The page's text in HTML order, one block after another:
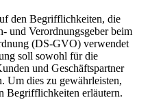
den Begrifflichkeiten, die
und Verordnungsgeber beim
(DS-GVO) verwendet
soll sowohl für die
und Geschäftspartner
Um dies zu gewährleisten,
Begrifflichkeiten erläutern.